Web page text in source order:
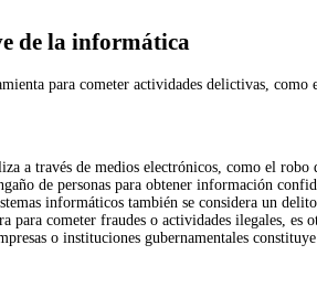
de la informática
para cometer actividades delictivas,
a través de medios electrónicos, como el
de personas para obtener información
informáticos también se considera un
para cometer fraudes o actividades ilegales,
o instituciones gubernamentales